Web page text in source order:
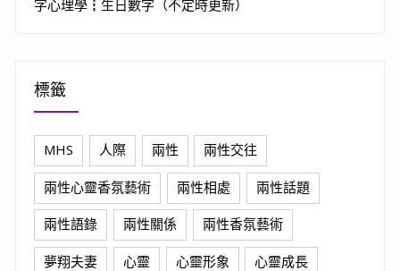
字心理學┇生日數字（不定時更新）
標籤
MHS 人際 兩性 兩性交往
兩性心靈香氛藝術 兩性相處 兩性話題
兩性語錄 兩性關係 兩性香氛藝術
夢翔夫妻 心靈 心靈形象 心靈成長